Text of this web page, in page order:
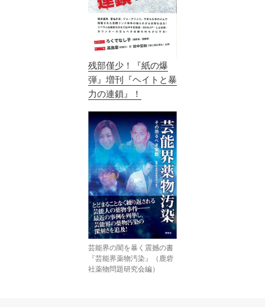
残部僅少！『紙の爆
弾』増刊『ヘイトと暴
力の連鎖』！
芸能界の闇を暴く震撼の書
『芸能界薬物汚染』（鹿砦
社薬物問題研究会編）